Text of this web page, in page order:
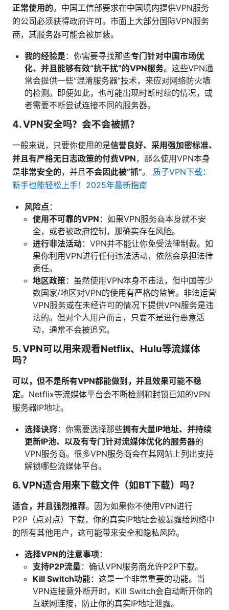
正常使用的。中国工信部要求在中国境内提供VPN服务
的公司必须获得政府许可。市面上大部分国际VPN服务
商，其服务器可能会被屏蔽。
我的经验是：你需要寻找那些专门针对中国市场优
化、并且能够有效“抗干扰”的VPN服务。这些VPN通
常会提供一些“混淆服务器”技术，来应对网络防火墙
的检测。即便如此，也可能出现时断时续的情况，或
者需要不断尝试连接不同的服务器。
4. VPN安全吗？会不会被抓？
一般来说，只要你使用的是信誉良好、采用强加密标准、
并且有严格无日志政策的付费VPN，那么使用VPN本身
是非常安全的，并且不会因此被“抓”。 质子VPN下载：
新手也能轻松上手！2025年最新指南
风险点 ：
使用不可靠的VPN ：如果VPN服务商本身就不安
全，或者被政府控制，那确实存在风险。
进行非法活动：VPN并不能让你免受法律制裁。如
果你利用VPN进行任何违法活动，依然会承担法律
责任。
地区政策：虽然使用VPN本身不违法，但中国等少
数国家/地区对VPN的使用有严格的监管。非法运营
VPN服务或在未经许可的情况下提供VPN服务是违
法的。但对个人用户而言，只要不是进行恶意活
动，通常不会被追究。
5. VPN可以用来观看Netflix、Hulu等流媒体
吗？
可以，但不是所有VPN都能做到，并且效果可能不稳
定。Netflix等流媒体平台会不断检测和封锁已知的VPN
服务器IP地址。
选择诀窍 ：你需要选择那些拥有大量IP地址、并持续
更新IP池、以及有专门针对流媒体优化的服务器的
VPN服务商。很多VPN服务商会在其网站上列出支持
解锁哪些流媒体平台。
6. VPN适合用来下载文件（如BT下载）吗？
适合，并且强烈推荐。因为如果你不使用VPN进行
P2P（点对点）下载，你的真实IP地址会被暴露给网络中
的所有其他用户，这可能带来安全和隐私风险。
选择VPN的注意事项：
支持P2P流量：确认VPN服务商允许P2P下载。
Kill Switch功能：这是一个非常重要的功能。当
VPN连接意外断开时，Kill Switch会自动断开你的
互联网连接，防止你的真实IP地址泄露。